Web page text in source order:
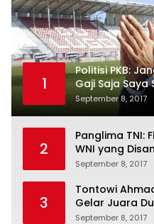
1
Politisi PKB:
Gaji Saja Saya
September 8, 2017
2
Panglima TNI:
WNI yang
September 8, 2017
3
Tontowi
Gelar Juara
September 8, 2017